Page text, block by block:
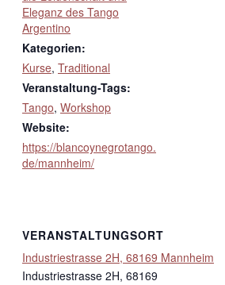
Eleganz des Tango
Argentino
Kategorien:
Kurse, Traditional
Veranstaltung-Tags:
Tango, Workshop
Website:
https://blancoynegrotango.
de/mannheim/
VERANSTALTUNGSORT
Industriestrasse 2H, 68169 Mannheim
Industriestrasse 2H, 68169